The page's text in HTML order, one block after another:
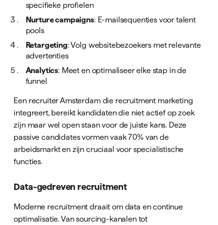
specifieke profielen
Nurture campaigns: E-mailsequenties voor talent
pools
Retargeting: Volg websitebezoekers met relevante
advertenties
Analytics: Meet en optimaliseer elke stap in de
funnel
Een recruiter Amsterdam die recruitment marketing
integreert, bereikt kandidaten die niet actief op zoek
zijn maar wel open staan voor de juiste kans. Deze
passive candidates vormen vaak 70% van de
arbeidsmarkt en zijn cruciaal voor specialistische
functies.
Data-gedreven recruitment
Moderne recruitment draait om data en continue
optimalisatie. Van sourcing-kanalen tot